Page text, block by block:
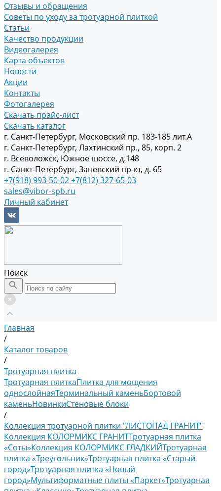
Отзывы и обращения
Советы по уходу за тротуарной плиткой
Статьи
Качество продукции
Видеогалерея
Карта объектов
Новости
Акции
Контакты
Фотогалерея
Скачать прайс-лист
Скачать каталог
г. Санкт-Петербург, Московский пр. 183-185 лит.А
г. Санкт-Петербург, Лахтинский пр., 85, корп. 2
г. Всеволожск, Южное шоссе, д.148
г. Санкт-Петербург, Заневский пр-кт, д. 65
+7(918) 993-50-02+7(812) 327-65-03
sales@vibor-spb.ru
Личный кабинет
Поиск
Главная
/
Каталог товаров
/
Тротуарная плитка
Тротуарная плиткаПлитка для мощения
однослойнаяТерминальный каменьБортовой
каменьНовинкиСтеновые блоки
/
Коллекция тротуарной плитки "ЛИСТОПАД ГРАНИТ"
Коллекция КОЛОРМИКС ГРАНИТТротуарная плитка
«Соты»Коллекция КОЛОРМИКС ГЛАДКИЙТротуарная
плитка «Треугольник»Тротуарная плитка «Старый
город»Тротуарная плитка «Новый
город»Мультиформатные плиты «Паркет»Тротуарная